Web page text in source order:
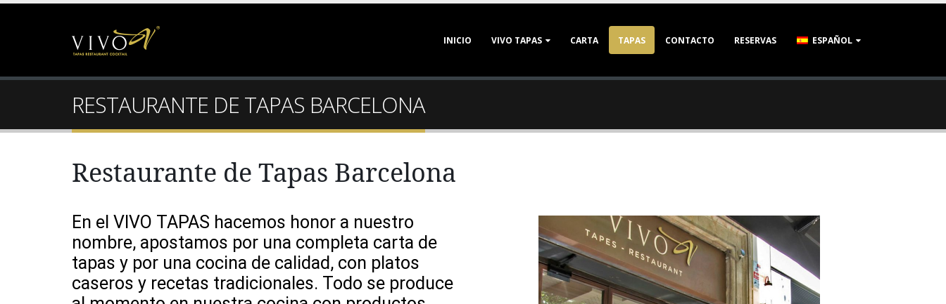
INICIO VIVO TAPAS CARTA TAPAS CONTACTO RESERVAS ESPAÑOL
RESTAURANTE DE TAPAS BARCELONA
Restaurante de Tapas Barcelona
En el VIVO TAPAS hacemos honor a nuestro
nombre, apostamos por una completa carta de
tapas y por una cocina de calidad, con platos
caseros y recetas tradicionales. Todo se produce